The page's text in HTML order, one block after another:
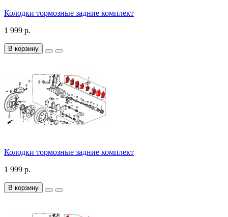
Колодки тормозные задние комплект
1 999 р.
В корзину
Колодки тормозные задние комплект
1 999 р.
В корзину